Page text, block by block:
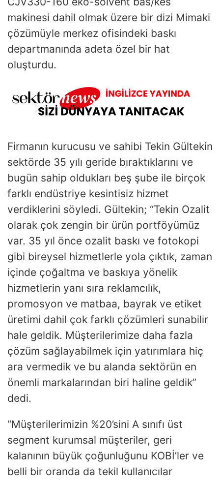
makinesi dahil olmak üzere bir dizi Mimaki
çözümüyle merkez ofisindeki baskı
departmanında adeta özel bir hat
oluşturdu.
Firmanın kurucusu ve sahibi Tekin Gültekin
sektörde 35 yılı geride bıraktıklarını ve
bugün sahip oldukları beş şube ile birçok
farklı endüstriye kesintisiz hizmet
verdiklerini söyledi. Gültekin; “Tekin Ozalit
olarak çok zengin bir ürün portföyümüz
var. 35 yıl önce ozalit baskı ve fotokopi
gibi bireysel hizmetlerle yola çıktık, zaman
içinde çoğaltma ve baskıya yönelik
hizmetlerin yanı sıra reklamcılık,
promosyon ve matbaa, bayrak ve etiket
üretimi dahil çok farklı çözümleri sunabilir
hale geldik. Müşterilerimize daha fazla
çözüm sağlayabilmek için yatırımlara hiç
ara vermedik ve bu alanda sektörün en
önemli markalarından biri haline geldik”
dedi.
“Müşterilerimizin %20’sini A sınıfı üst
segment kurumsal müşteriler, geri
kalanının büyük çoğunluğunu KOBİ’ler ve
belli bir oranda da tekil kullanıcılar